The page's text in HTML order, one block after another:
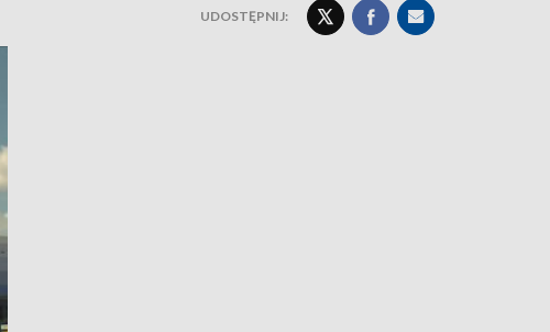
UDOSTĘPNIJ: